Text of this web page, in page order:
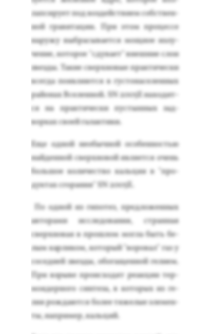
лапси­ру­ет под воз­дей­стви­ем собс­твен­
ной гра­вита­ции. При этом про­цес­се
на­ружу выб­ра­сыва­ет­ся мощ­ное из­лу­
чение, ко­торое "сду­ва­ет" внеш­ние слои
звез­ды. Та­кие свер­хно­вые прак­ти­чес­ки
всег­да по­яв­ля­ют­ся в гус­то­насе­лен­ных
рай­онах Все­лен­ной. SN 2005E на­ходит­
ся на прак­ти­чес­ки пус­тынных зад­
ворках сво­ей га­лак­ти­ки.
Еще од­ной не­обыч­ной осо­бен­ностью
най­ден­ной свер­хно­вой яв­ля­ет­ся очень
боль­шое ко­личес­тво каль­ция в "про­
дук­тах сго­рания" SN 2005E.
По од­ной из ги­потез, пред­ло­жен­ных
ав­то­рами ис­сле­дова­ния, стран­ная
свер­хно­вая в прош­лом мог­ла быть бе­
лым кар­ли­ком, ко­торый "во­ровал" газ у
со­сед­ней звез­ды, обо­гащен­ной ге­ли­ем.
При взры­ве про­ис­хо­дят ре­ак­ции тер­
мо­ядер­но­го син­те­за, в ко­торых из ге­
лия рож­да­ют­ся бо­лее тя­желые эле­мен­
ты, нап­ри­мер, каль­ций.